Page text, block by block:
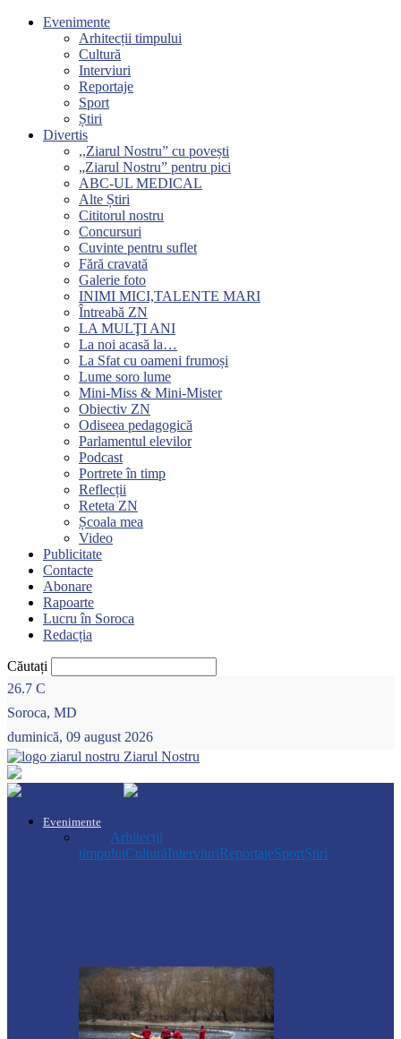
Evenimente
Arhitecții timpului
Cultură
Interviuri
Reportaje
Sport
Știri
Divertis
,,Ziarul Nostru” cu povești
„Ziarul Nostru” pentru pici
ABC-UL MEDICAL
Alte Știri
Cititorul nostru
Concursuri
Cuvinte pentru suflet
Fără cravată
Galerie foto
INIMI MICI,TALENTE MARI
Întreabă ZN
LA MULŢI ANI
La noi acasă la…
La Sfat cu oameni frumoși
Lume soro lume
Mini-Miss & Mini-Mister
Obiectiv ZN
Odiseea pedagogică
Parlamentul elevilor
Podcast
Portrete în timp
Reflecții
Reteta ZN
Școala mea
Video
Publicitate
Contacte
Abonare
Rapoarte
Lucru în Soroca
Redacția
Căutați
26.7 C
Soroca, MD
duminică, 09 august 2026
Ziarul Nostru
Evenimente
Arhitecții
timpuluiCulturăInterviuriReportajeSportȘtiri